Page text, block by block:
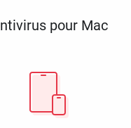
pour Mac